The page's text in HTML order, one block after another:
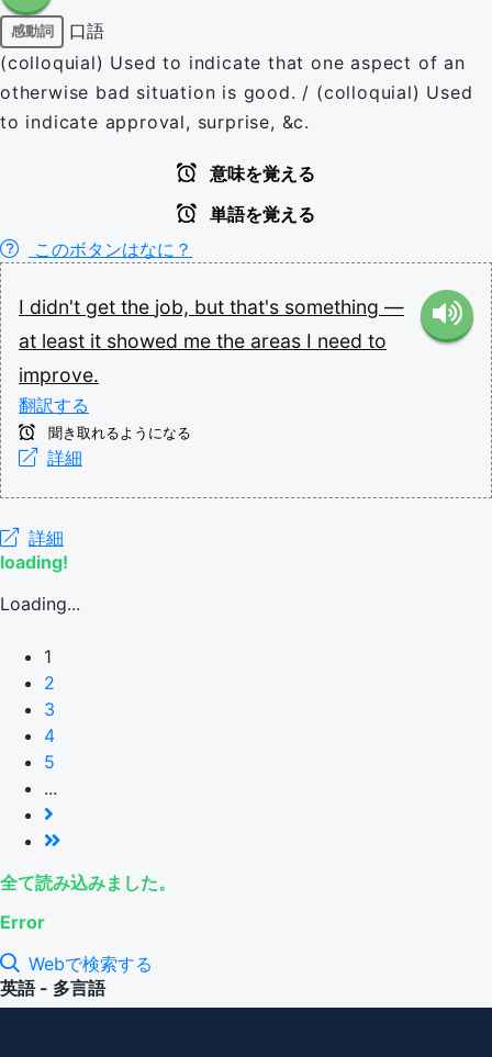
感動詞
口語
(colloquial) Used to indicate that one aspect of an
otherwise bad situation is good. / (colloquial) Used
to indicate approval, surprise, &c.
意味を覚える
単語を覚える
このボタンはなに？
I didn't get the job, but that's something —
at least it showed me the areas I need to
improve.
翻訳する
聞き取れるようになる
詳細
詳細
loading!
Loading...
1
2
3
4
5
...
全て読み込みました。
Error
Webで検索する
英語 - 多言語